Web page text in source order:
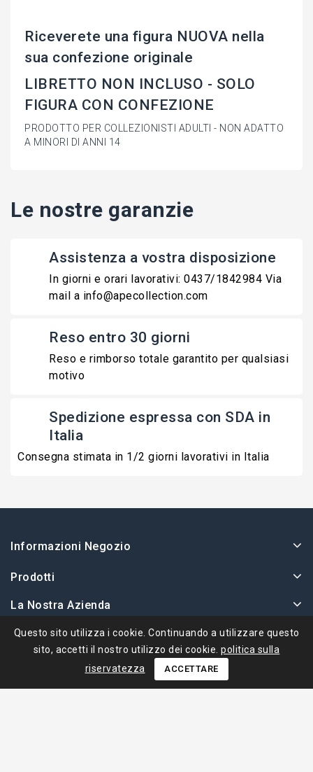
Riceverete una figura NUOVA nella
sua confezione originale
LIBRETTO NON INCLUSO - SOLO
FIGURA CON CONFEZIONE
PRODOTTO PER COLLEZIONISTI ADULTI - NON ADATTO
A MINORI DI ANNI 14
Le nostre garanzie
Assistenza a vostra disposizione
In giorni e orari lavorativi: 0437/1842984 Via
mail a info@apecollection.com
Reso entro 30 giorni
Reso e rimborso totale garantito per qualsiasi
motivo
Spedizione espressa con SDA in
Italia
Consegna stimata in 1/2 giorni lavorativi in Italia
Informazioni Negozio
Prodotti
La Nostra Azienda
Il Tuo Account
Questo sito utilizza i cookie. Continuando a utilizzare questo
sito, accetti il ​​nostro utilizzo dei cookie. politica sulla
riservatezza
ACCETTARE